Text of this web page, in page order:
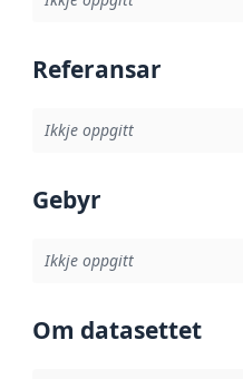
Referansar
Ikkje oppgitt
Gebyr
Ikkje oppgitt
Om datasettet